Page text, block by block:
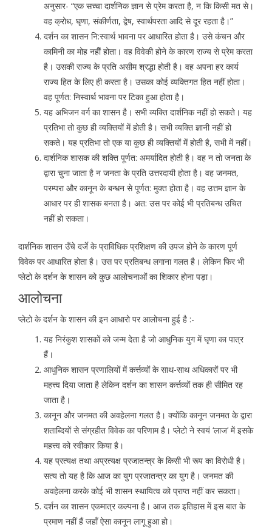
अनुसार- “एक सच्चा दार्शनिक ज्ञान से प्रेम करता है, न कि किसी मत से।
वह क्रोध, घृणा, संकीर्णता, द्वेष, स्वार्थपरता आदि से दूर रहता है।”
दर्शन का शासन नि:स्वार्थ भावना पर आधारित होता है। उसे कंचन और
कामिनी का मोह नहीें होता। वह विवेकी होने के कारण राज्य से प्रेम करता
है। उसकी राज्य के प्रति असीम श्रद्धा होती है। वह अपना हर कार्य
राज्य हित के लिए ही करता है। उसका कोई व्यक्तिगत हित नहीं होता।
वह पूर्णत: निस्वार्थ भावना पर टिका हुआ होता है।
यह अभिजन वर्ग का शासन है। सभी व्यक्ति दार्शनिक नहीं हो सकते। यह
प्रतिभा तो कुछ ही व्यक्तियों में होती है। सभी व्यक्ति ज्ञानी नहीं हो
सकते। यह प्रतिभा तो एक या कुछ ही व्यक्तियों में होती है, सभी में नहीं।
दार्शनिक शासक की शक्ति पूर्णत: अमर्यादित होती है। वह न तो जनता के
द्वारा चुना जाता है न जनता के प्रति उत्तरदायी होता है। वह जनमत,
परम्परा और कानून के बन्धन से पूर्णत: मुक्त होता है। वह उत्तम ज्ञान के
आधार पर ही शासक बनता है। अत: उस पर कोई भी प्रतिबन्ध उचित
नहीं हो सकता।
दार्शनिक शासन उँचे दर्जे के प्राविधिक प्रशिक्षण की उपज होने के कारण पूर्ण
विवेक पर आधारित होता है। उस पर प्रतिबन्ध लगाना गलत है। लेकिन फिर भी
प्लेटो के दर्शन के शासन को कुछ आलोचनाओं का शिकार होना पड़ा।
आलोचना
प्लेटो के दर्शन के शासन की इन आधारो पर आलोचना हुई है :-
यह निरंकुश शासकों को जन्म देता है जो आधुनिक युग में घृणा का पात्र
हैं।
आधुनिक शासन प्रणालियों में कर्त्तव्यों के साथ-साथ अधिकारों पर भी
महत्त्व दिया जाता है लेकिन दर्शन का शासन कर्त्तव्यों तक ही सीमित रह
जाता है।
कानून और जनमत की अवहेलना गलत है। क्योंकि कानून जनमत के द्वारा
शताब्दियों से संग्रहीत विवेक का परिणाम है। प्लेटो ने स्वयं ‘लाज’ में इसके
महत्त्व को स्वीकार किया है।
यह प्रत्यक्ष तथा अप्रत्यक्ष प्रजातन्त्र के किसी भी रूप का विरोधी है।
सत्य तो यह है कि आज का युग प्रजातन्त्र का युग है। जनमत की
अवहेलना करके कोई भी शासन स्थायित्व को प्राप्त नहीं कर सकता।
दर्शन का शासन एकमात्र कल्पना है। आज तक इतिहास में इस बात के
प्रमाण नहीं हैं जहाँ ऐसा कानून लागू हुआ हो।